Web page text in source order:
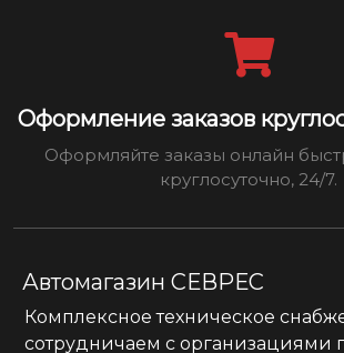
Оформление заказов
Оформляйте заказы онлайн
круглосуточно, 24/7.
Автомагазин СЕВРЕС
Комплексное техническое
сотрудничаем с организациями